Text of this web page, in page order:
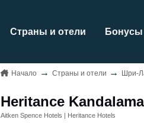
Страны и отели Бонусы
Начало Страны и отели Шри-
Heritance
Aitken Spence Hotels | Heritance Hotels